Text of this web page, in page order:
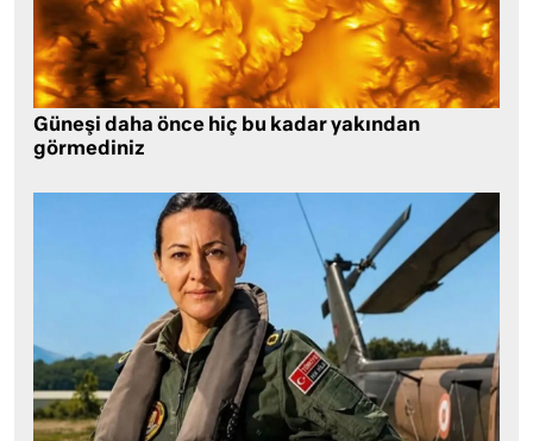
Güneşi daha önce hiç bu kadar yakından
görmediniz